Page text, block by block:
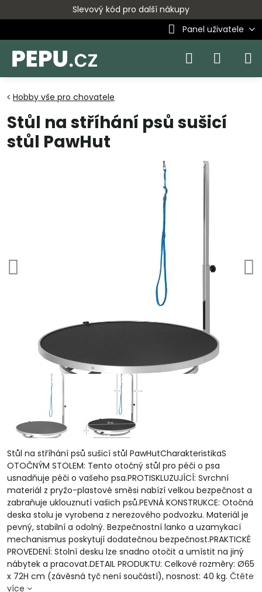
Slevový kód pro další nákupy
Panel uživatele
Hobby vše pro chovatele
Stůl na stříhání psů sušicí
stůl PawHut
Stůl na stříhání psů sušicí stůl PawHutCharakteristikaS
OTOČNÝM STOLEM: Tento otočný stůl pro péči o psa
usnadňuje péči o vašeho psa.PROTISKLUZUJÍCÍ: Svrchní
materiál z pryžo-plastové směsi nabízí velkou bezpečnost a
zabraňuje uklouznutí vašich psů.PEVNÁ KONSTRUKCE: Otočná
deska stolu je vyrobena z nerezového podvozku. Materiál je
pevný, stabilní a odolný. Bezpečnostní lanko a uzamykací
mechanismus poskytují dodatečnou bezpečnost.PRAKTICKÉ
PROVEDENÍ: Stolní desku lze snadno otočit a umístit na jiný
nábytek a pracovat.DETAIL PRODUKTU: Celkové rozměry: Ø65
x 72H cm (závěsná tyč není součástí), nosnost: 40 kg. Čtěte
více